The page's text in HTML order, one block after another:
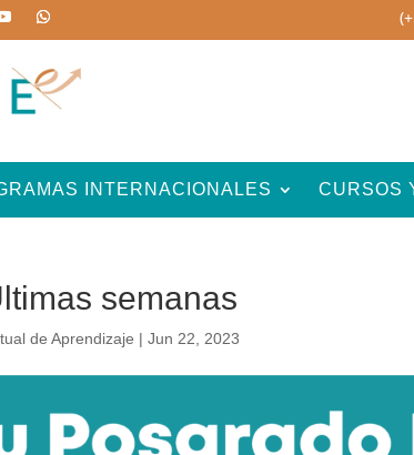
INTERNACIONALES CURSOS
semanas
de Aprendizaje |Jun 22, 2023